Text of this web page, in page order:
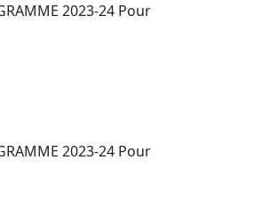
2023-24 Pour
2023-24 Pour